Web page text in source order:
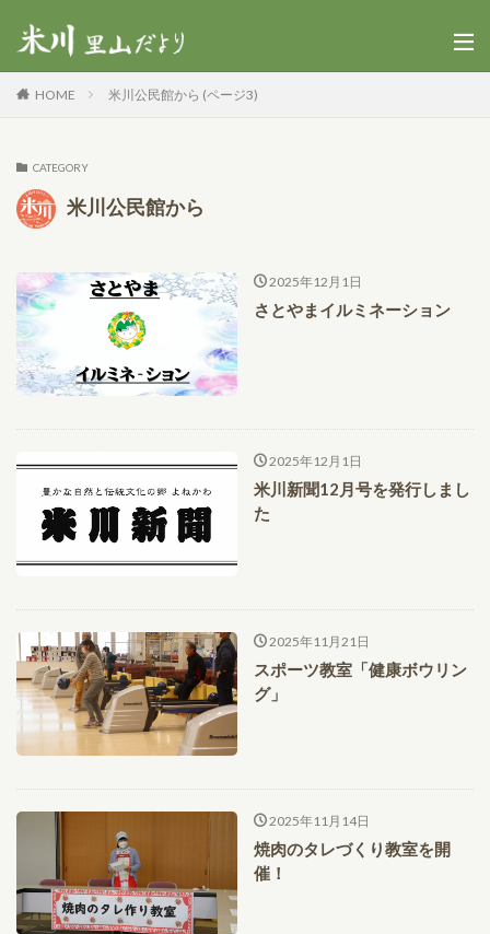
HOME 米川公民館から (ページ3)
CATEGORY
米川公民館から
2025年12月1日
さとやまイルミネーション
2025年12月1日
米川新聞12月号を発行しまし
た
2025年11月21日
スポーツ教室「健康ボウリン
グ」
2025年11月14日
焼肉のタレづくり教室を開
催！